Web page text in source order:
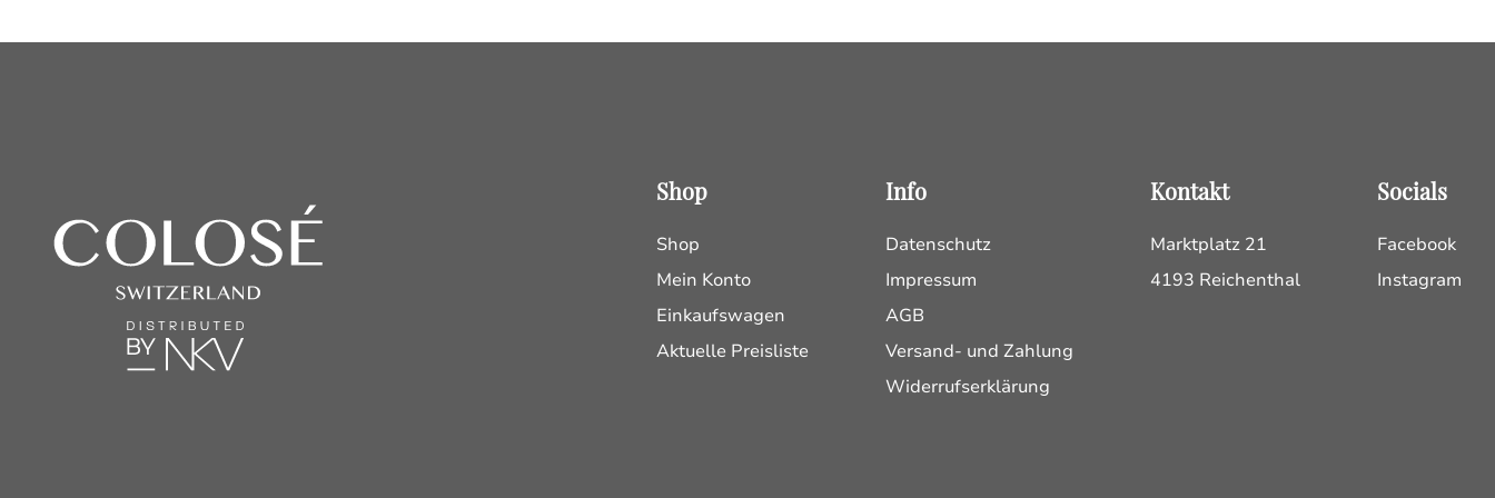
Shop
Shop
Mein Konto
Einkaufswagen
Aktuelle Preisliste
Info
Datenschutz
Impressum
AGB
Versand- und Zahlung
Widerrufserklärung
Kontakt
Marktplatz 21
4193 Reichenthal
Socials
Facebook
Instagram